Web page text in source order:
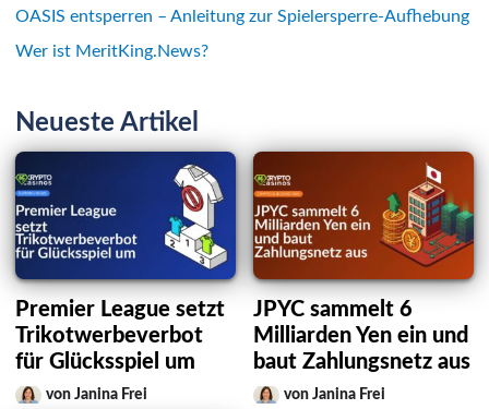
OASIS entsperren – Anleitung zur Spielersperre-Aufhebung
Wer ist MeritKing.News?
Neueste Artikel
Premier League setzt
Trikotwerbeverbot
für Glücksspiel um
von Janina Frei
JPYC sammelt 6
Milliarden Yen ein und
baut Zahlungsnetz aus
von Janina Frei